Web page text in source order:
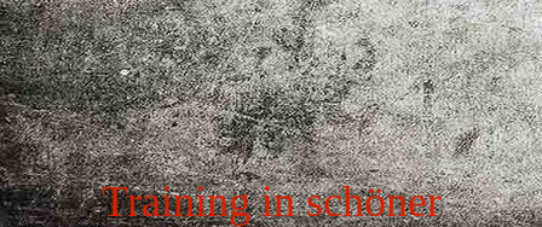
Training in schöner